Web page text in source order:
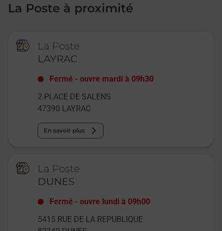
La Poste à proximité
La Poste
LAYRAC
Fermé -ouvre mardi à 09h30
2 PLACE DE SALENS
47390 LAYRAC
En savoir plus
La Poste
DUNES
Fermé -ouvre lundi à 09h00
5415 RUE DE LA REPUBLIQUE